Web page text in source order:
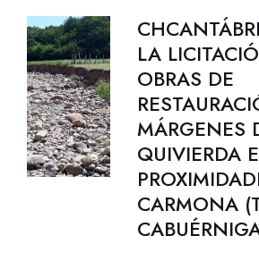
LA
OBRAS DE
MÁRGENES
QUIVIERDA
CARMONA